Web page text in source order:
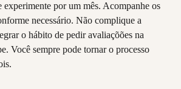
experimente por um mês. Acompanhe os
necessário. Não complique a
o hábito de pedir avaliaçõões na
Você sempre pode tornar o processo